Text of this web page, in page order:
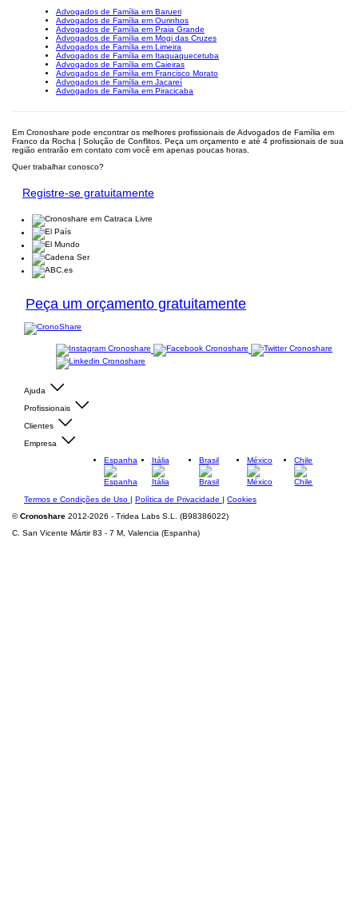
Advogados de Família em Barueri
Advogados de Família em Ourinhos
Advogados de Família em Praia Grande
Advogados de Família em Mogi das Cruzes
Advogados de Família em Limeira
Advogados de Família em Itaquaquecetuba
Advogados de Família em Caieiras
Advogados de Família em Francisco Morato
Advogados de Família em Jacareí
Advogados de Família em Piracicaba
Em Cronoshare pode encontrar os melhores profissionais de Advogados de Família em
Franco da Rocha | Solução de Conflitos. Peça um orçamento e até 4 profissionais de sua
região entrarão em contato com você em apenas poucas horas.
Quer trabalhar conosco?
Registre-se gratuitamente
Peça um orçamento gratuitamente
Ajuda
Profissionais
Clientes
Empresa
Espanha
Itália Brasil México Chile
Termos e Condições de Uso | Política de Privacidade | Cookies
©Cronoshare 2012-2026 - Tridea Labs S.L. (B98386022)
C. San Vicente Mártir 83 - 7 M, Valencia (Espanha)